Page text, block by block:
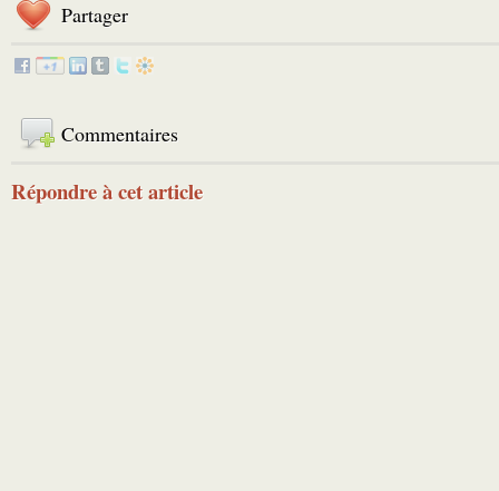
Partager
Commentaires
Répondre à cet article